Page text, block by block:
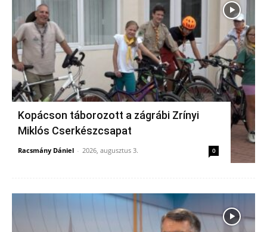
Kopácson táborozott a zágrábi Zrínyi
Miklós Cserkészcsapat
Racsmány Dániel - 2026, augusztus 3. 0